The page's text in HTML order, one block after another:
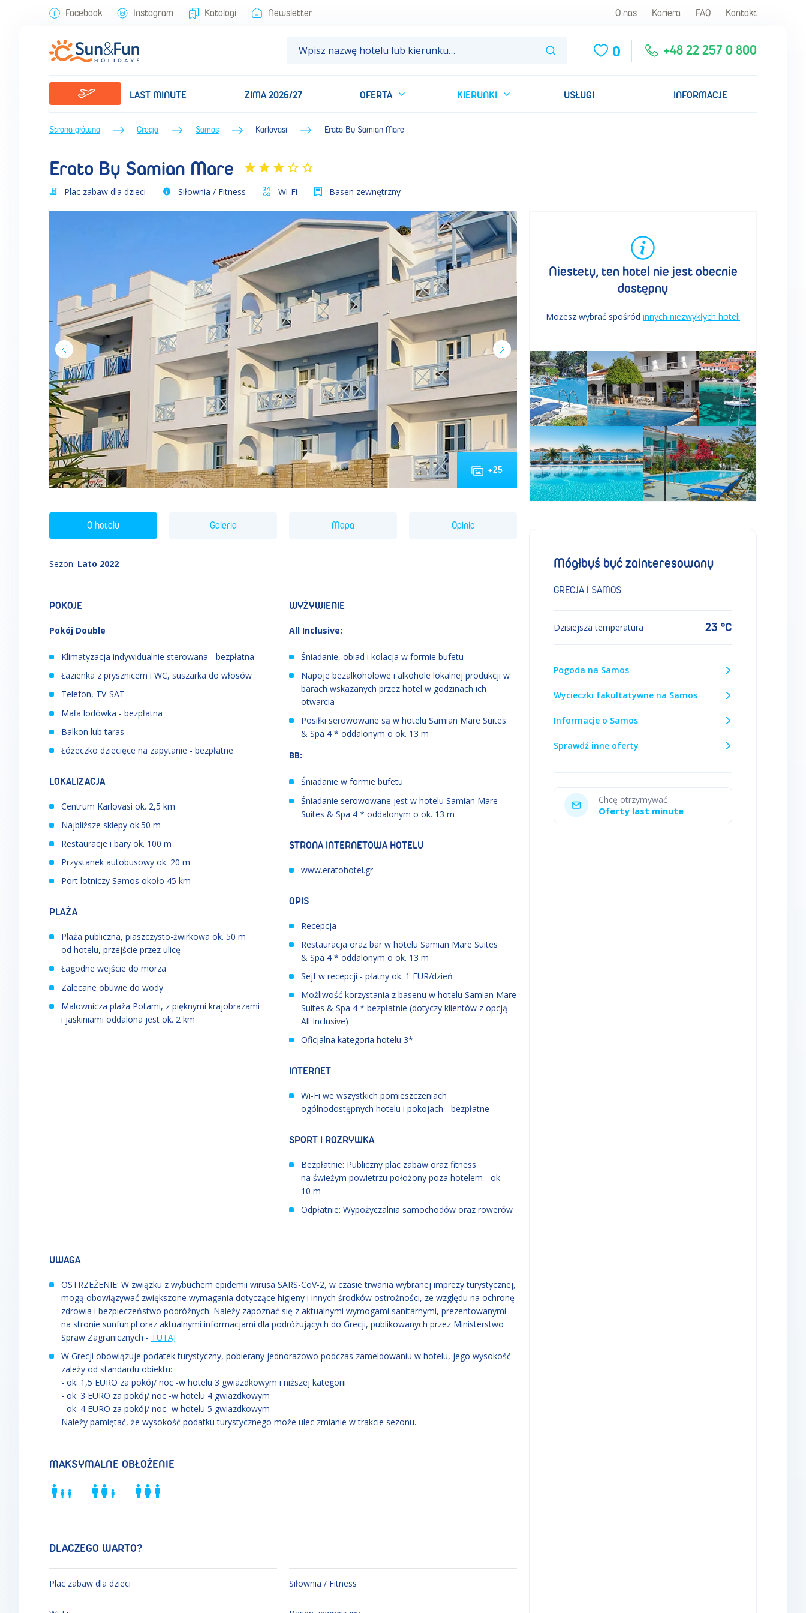
Facebook Instagram Katalogi Newsletter O nas Kariera FAQ Kontakt
0 +48 22 257 0 800
LAST MINUTE ZIMA 2026/27 OFERTA KIERUNKI USŁUGI INFORMACJE
Strona główna Grecja Samos Karlovasi Erato By Samian Mare
Erato By Samian Mare
Plac zabaw dla dzieci Siłownia / Fitness Wi-Fi Basen zewnętrzny
+25
O hotelu Galeria Mapa Opinie
Sezon: Lato 2022
POKOJE
Pokój Double
Klimatyzacja indywidualnie sterowana - bezpłatna
Łazienka z prysznicem i WC, suszarka do włosów
Telefon, TV-SAT
Mała lodówka - bezpłatna
Balkon lub taras
Łóżeczko dziecięce na zapytanie - bezpłatne
LOKALIZACJA
Centrum Karlovasi ok. 2,5 km
Najbliższe sklepy ok.50 m
Restauracje i bary ok. 100 m
Przystanek autobusowy ok. 20 m
Port lotniczy Samos około 45 km
PLAŻA
Plaża publiczna, piaszczysto-żwirkowa ok. 50 m
od hotelu, przejście przez ulicę
Łagodne wejście do morza
Zalecane obuwie do wody
Malownicza plaża Potami, z pięknymi krajobrazami
i jaskiniami oddalona jest ok. 2 km
WYŻYWIENIE
All Inclusive:
Śniadanie, obiad i kolacja w formie bufetu
Napoje bezalkoholowe i alkohole lokalnej produkcji w
barach wskazanych przez hotel w godzinach ich
otwarcia
Posiłki serowowane są w hotelu Samian Mare Suites
& Spa 4 * oddalonym o ok. 13 m
BB:
Śniadanie w formie bufetu
Śniadanie serowowane jest w hotelu Samian Mare
Suites & Spa 4 * oddalonym o ok. 13 m
STRONA INTERNETOWA HOTELU
www.eratohotel.gr
OPIS
Recepcja
Restauracja oraz bar w hotelu Samian Mare Suites
& Spa 4 * oddalonym o ok. 13 m
Sejf w recepcji - płatny ok. 1 EUR/dzień
Możliwość korzystania z basenu w hotelu Samian Mare
Suites & Spa 4 * bezpłatnie (dotyczy klientów z opcją
All Inclusive)
Oficjalna kategoria hotelu 3*
INTERNET
Wi-Fi we wszystkich pomieszczeniach
ogólnodostępnych hotelu i pokojach - bezpłatne
SPORT I ROZRYWKA
Bezpłatnie: Publiczny plac zabaw oraz fitness
na świeżym powietrzu położony poza hotelem - ok
10 m
Odpłatnie: Wypożyczalnia samochodów oraz rowerów
UWAGA
OSTRZEŻENIE: W związku z wybuchem epidemii wirusa SARS-CoV-2, w czasie trwania wybranej imprezy turystycznej,
mogą obowiązywać zwiększone wymagania dotyczące higieny i innych środków ostrożności, ze względu na ochronę
zdrowia i bezpieczeństwo podróżnych. Należy zapoznać się z aktualnymi wymogami sanitarnymi, prezentowanymi
na stronie sunfun.pl oraz aktualnymi informacjami dla podróżujących do Grecji, publikowanych przez Ministerstwo
Spraw Zagranicznych - TUTAJ
W Grecji obowiązuje podatek turystyczny, pobierany jednorazowo podczas zameldowaniu w hotelu, jego wysokość
zależy od standardu obiektu:
- ok. 1,5 EURO za pokój/ noc -w hotelu 3 gwiazdkowym i niższej kategorii
- ok. 3 EURO za pokój/ noc -w hotelu 4 gwiazdkowym
- ok. 4 EURO za pokój/ noc -w hotelu 5 gwiazdkowym
Należy pamiętać, że wysokość podatku turystycznego może ulec zmianie w trakcie sezonu.
MAKSYMALNE OBŁOŻENIE
DLACZEGO WARTO?
Plac zabaw dla dzieci Siłownia / Fitness
Niestety, ten hotel nie jest obecnie
dostępny
Możesz wybrać spośród innych niezwykłych hoteli
Mógłbyś być zainteresowany
GRECJA I SAMOS
Dzisiejsza temperatura 23 °C
Pogoda na Samos
Wycieczki fakultatywne na Samos
Informacje o Samos
Sprawdź inne oferty
Chcę otrzymywać
Oferty last minute
Erato By Samian Mare (Lato 2022) • Samos • Grecja • BP Sun&Fun